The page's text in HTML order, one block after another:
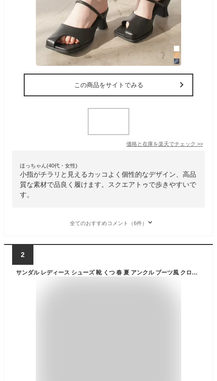
この商品をサイトでみる
価格と在庫を楽天でチェック >>
ほっちゃん(40代・女性)
小指がチラリと見えるカッコよく個性的なデザイン、高品
質な素材で品良く履けます。スクエアトゥで歩きやすいで
す。
全てのおすすめコメント（6件）
2
サンダル レディース シューズ 靴 くつ 春 夏 アンクル ブーツ風 クロスベルト ファスナー バックル 厚底ソール フェイクレザー ブーツテイスト 歩きやすい 軽い クッション モード オシャレウォーカー【メール便不可】【80】